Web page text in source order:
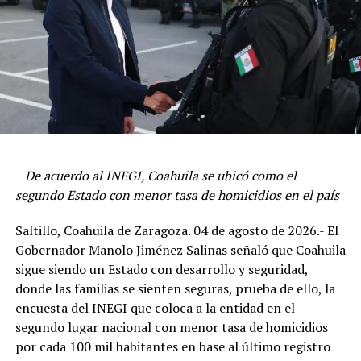
ADVERTISEMENT
Coahuila es hoy el segundo estado más seguro del país y
el más seguro del norte de México; Piedras Negras y
Acuña son la frontera más segura del país; Saltillo es la
capital más segura de la república; y Torreón la ciudad
más segura de La Laguna.
El Gobernador de Coahuila convocó a toda la ciudadanía
Manolo Jiménez exhortó a los funcionarios a mantener
distintivo de su gobierno y que ha ayudado a mantener
excelentes indicadores en todos los sectores de la
Destacó que a dos años y medio del inicio de su gestión,
se siguen robusteciendo las distintas dependencias e
instancias estatales con trabajo en equipo y transversal
que beneficia a las y los coahuilenses.
El Mandatario estatal señaló que quienes asumen sus
De acuerdo al INEGI, Coahuila se ubicó como el
segundo Estado con menor tasa de homicidios en el país
Saltillo, Coahuila de Zaragoza. 04 de agosto de 2026.- El
Gobernador Manolo Jiménez Salinas señaló que Coahuila
sigue siendo un Estado con desarrollo y seguridad,
donde las familias se sienten seguras, prueba de ello, la
encuesta del INEGI que coloca a la entidad en el
segundo lugar nacional con menor tasa de homicidios
por cada 100 mil habitantes en base al último registro